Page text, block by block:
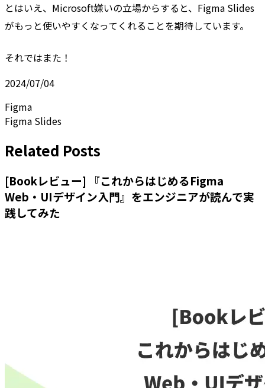
とはいえ、Microsoft嫌いの立場からすると、Figma Slides
がもっと使いやすくなってくれることを期待しています。
それではまた！
2024/07/04
Figma
Figma Slides
Related Posts
[Bookレビュー] 『これからはじめるFigma
Web・UIデザイン入門』をエンジニアが読んで実
践してみた